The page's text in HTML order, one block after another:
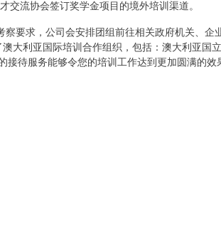
流协会签订奖学金项目的境外培训渠道。
要求，公司会安排团组前往相关政府机关、企
大利亚国际培训合作组织，包括：澳大利亚国
待服务能够令您的培训工作达到更加圆满的效